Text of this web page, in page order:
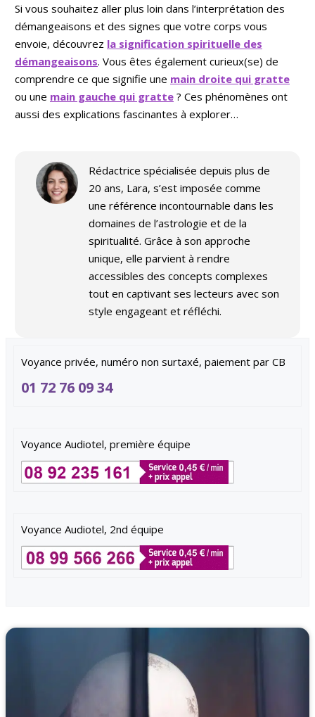
Voyance privée, numéro non surtaxé, paiement par CB
01 72 76 09 34
Voyance Audiotel, première équipe
Voyance Audiotel, 2nd équipe
Si vous souhaitez aller plus loin dans l’interprétation des
démangeaisons et des signes que votre corps vous
envoie, découvrez la signification spirituelle des
démangeaisons. Vous êtes également curieux(se) de
comprendre ce que signifie une main droite qui gratte
ou une main gauche qui gratte ? Ces phénomènes ont
aussi des explications fascinantes à explorer…
Rédactrice spécialisée depuis plus de
20 ans, Lara, s’est imposée comme
une référence incontournable dans les
domaines de l’astrologie et de la
spiritualité. Grâce à son approche
unique, elle parvient à rendre
accessibles des concepts complexes
tout en captivant ses lecteurs avec son
style engageant et réfléchi.